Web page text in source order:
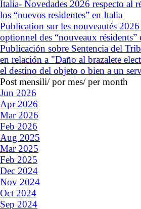
Italia- Novedades 2026 respecto al
los “nuevos residentes” en Italia
Publication sur les nouveautés
optionnel des “nouveaux résidents”
Publicación sobre Sentencia del
en relación a "Daño al brazalete
el destino del objeto o bien a un
Post mensili/ por mes/ per month
Jun 2026
Apr 2026
Mar 2026
Feb 2026
Aug 2025
Mar 2025
Feb 2025
Dec 2024
Nov 2024
Oct 2024
Sep 2024